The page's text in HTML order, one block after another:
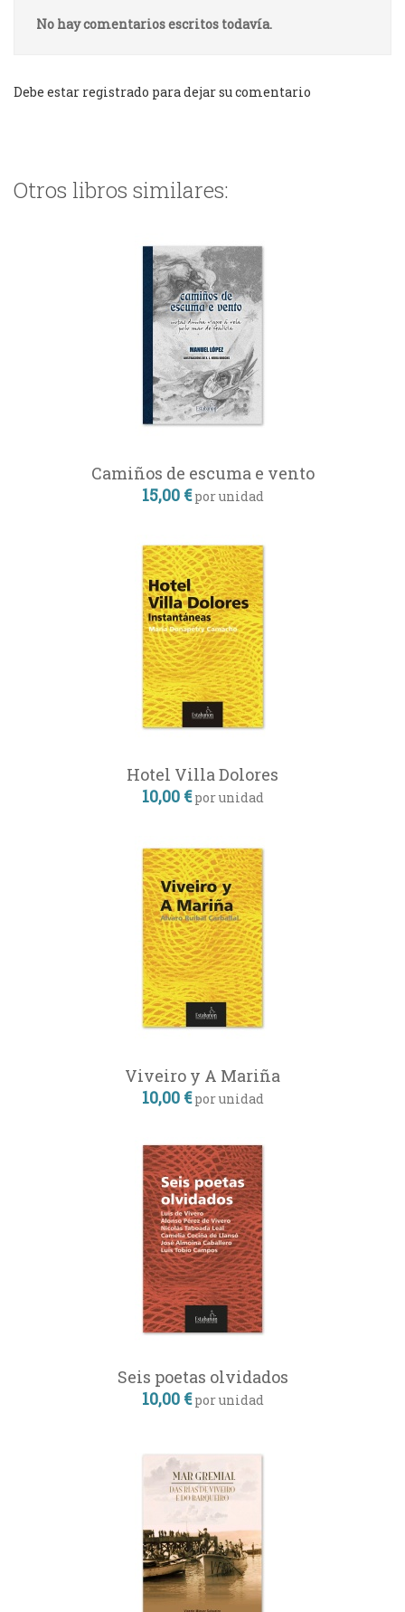
No hay comentarios escritos todavía.
Debe estar registrado para dejar su comentario
Otros libros similares:
Camiños de escuma e vento
15,00 € por unidad
Hotel Villa Dolores
10,00 € por unidad
Viveiro y A Mariña
10,00 € por unidad
Seis poetas olvidados
10,00 € por unidad